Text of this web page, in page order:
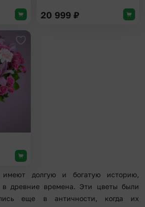
20 999 ₽
имеют долгую и богатую историю,
древние времена. Эти цветы были
еще в античности, когда их